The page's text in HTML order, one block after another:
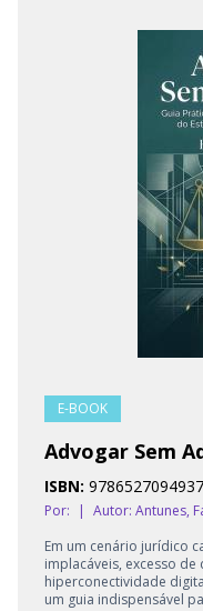
E-BOOK
Advogar Sem
ISBN: 9786527094937
Por: | Autor: Antunes,
Em um cenário jurídico
implacáveis, excesso
hiperconectividade
um guia indispensável